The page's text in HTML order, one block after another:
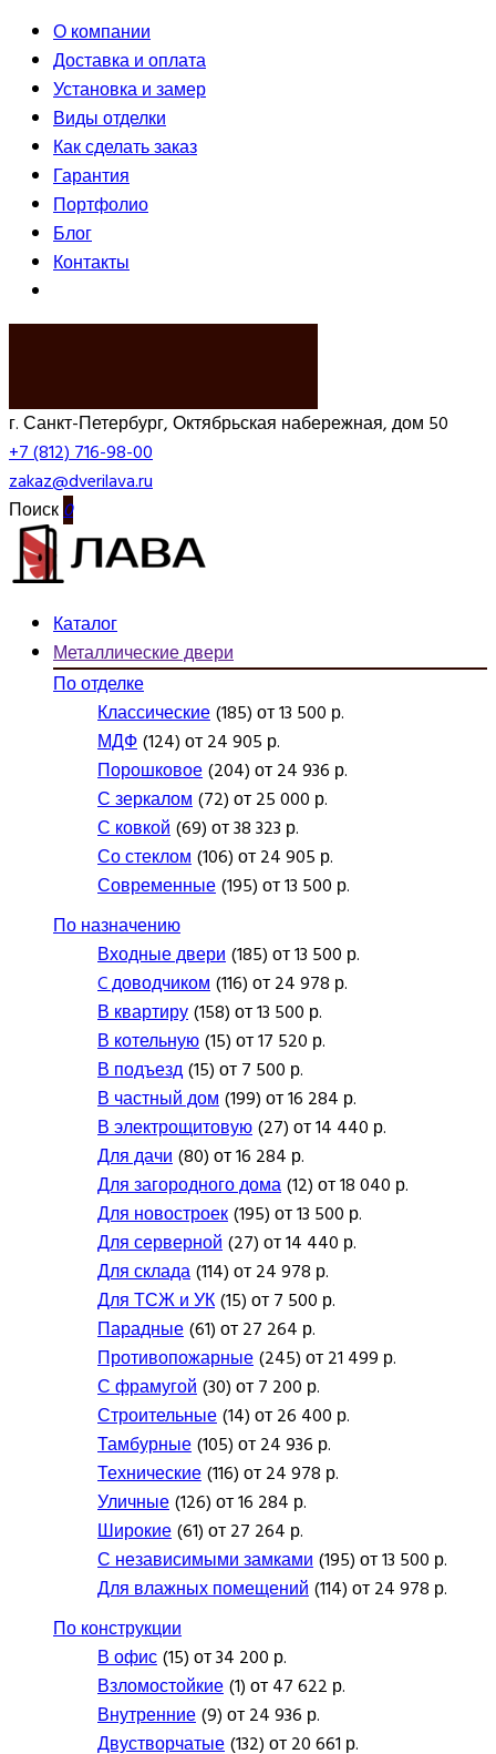
О компании
Доставка и оплата
Установка и замер
Виды отделки
Как сделать заказ
Гарантия
Портфолио
Блог
Контакты
г. Санкт-Петербург, Октябрьская набережная, дом 50
+7 (812) 716-98-00
zakaz@dverilava.ru
Поиск0
Каталог
Металлические двери
По отделке
Классические(185) от 13 500 р.
МДФ(124) от 24 905 р.
Порошковое(204) от 24 936 р.
С зеркалом(72) от 25 000 р.
С ковкой(69) от 38 323 р.
Со стеклом(106) от 24 905 р.
Современные(195) от 13 500 р.
По назначению
Входные двери(185) от 13 500 р.
C доводчиком(116) от 24 978 р.
В квартиру(158) от 13 500 р.
В котельную(15) от 17 520 р.
В подъезд(15) от 7 500 р.
В частный дом(199) от 16 284 р.
В электрощитовую(27) от 14 440 р.
Для дачи(80) от 16 284 р.
Для загородного дома(12) от 18 040 р.
Для новостроек(195) от 13 500 р.
Для серверной(27) от 14 440 р.
Для склада(114) от 24 978 р.
Для ТСЖ и УК(15) от 7 500 р.
Парадные(61) от 27 264 р.
Противопожарные(245) от 21 499 р.
С фрамугой(30) от 7 200 р.
Строительные(14) от 26 400 р.
Тамбурные(105) от 24 936 р.
Технические(116) от 24 978 р.
Уличные(126) от 16 284 р.
Широкие(61) от 27 264 р.
С независимыми замками(195) от 13 500 р.
Для влажных помещений(114) от 24 978 р.
По конструкции
В офис(15) от 34 200 р.
Взломостойкие(1) от 47 622 р.
Внутренние(9) от 24 936 р.
Двустворчатые(132) от 20 661 р.